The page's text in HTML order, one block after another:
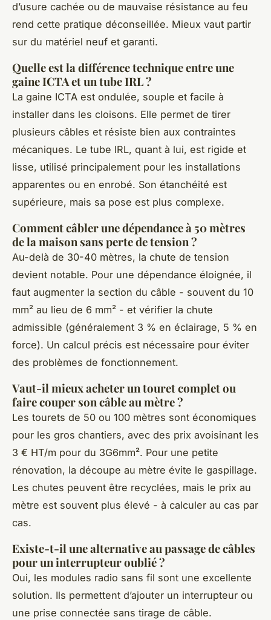
d’usure cachée ou de mauvaise résistance au feu
rend cette pratique déconseillée. Mieux vaut partir
sur du matériel neuf et garanti.
Quelle est la différence technique entre une
gaine ICTA et un tube IRL ?
La gaine ICTA est ondulée, souple et facile à
installer dans les cloisons. Elle permet de tirer
plusieurs câbles et résiste bien aux contraintes
mécaniques. Le tube IRL, quant à lui, est rigide et
lisse, utilisé principalement pour les installations
apparentes ou en enrobé. Son étanchéité est
supérieure, mais sa pose est plus complexe.
Comment câbler une dépendance à 50 mètres
de la maison sans perte de tension ?
Au-delà de 30-40 mètres, la chute de tension
devient notable. Pour une dépendance éloignée, il
faut augmenter la section du câble - souvent du 10
mm² au lieu de 6 mm² - et vérifier la chute
admissible (généralement 3 % en éclairage, 5 % en
force). Un calcul précis est nécessaire pour éviter
des problèmes de fonctionnement.
Vaut-il mieux acheter un touret complet ou
faire couper son câble au mètre ?
Les tourets de 50 ou 100 mètres sont économiques
pour les gros chantiers, avec des prix avoisinant les
3 € HT/m pour du 3G6mm². Pour une petite
rénovation, la découpe au mètre évite le gaspillage.
Les chutes peuvent être recyclées, mais le prix au
mètre est souvent plus élevé - à calculer au cas par
cas.
Existe-t-il une alternative au passage de câbles
pour un interrupteur oublié ?
Oui, les modules radio sans fil sont une excellente
solution. Ils permettent d’ajouter un interrupteur ou
une prise connectée sans tirage de câble.